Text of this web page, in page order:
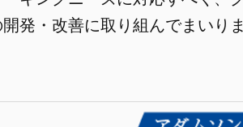
発・改善に取り組んでまいり